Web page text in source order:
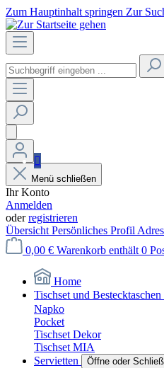
Zum Hauptinhalt springen Zur
Menü schließen
Ihr Konto
Anmelden
oderregistrieren
Übersicht Persönliches Profil
0,00 € Warenkorb enthält 0
Home
Tischset und Bestecktaschen
Napko
Pocket
Tischset Dekor
Tischset MIA
Servietten
Öffne oder